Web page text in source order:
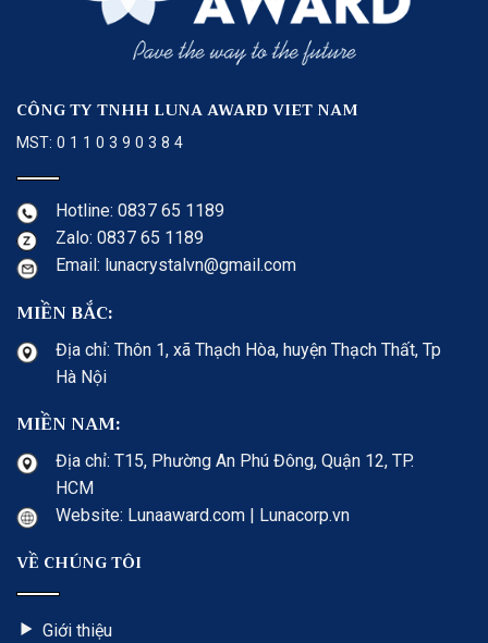
CÔNG TY TNHH LUNA AWARD VIET NAM
MST: 0 1 1 0 3 9 0 3 8 4
Hotline: 0837 65 1189
Zalo: 0837 65 1189
Email: lunacrystalvn@gmail.com
MIỀN BẮC:
Địa chỉ: Thôn 1, xã Thạch Hòa, huyện Thạch Thất, Tp
Hà Nội
MIỀN NAM:
Địa chỉ: T15, Phường An Phú Đông, Quận 12, TP.
HCM
Website: Lunaaward.com | Lunacorp.vn
VỀ CHÚNG TÔI
Giới thiệu